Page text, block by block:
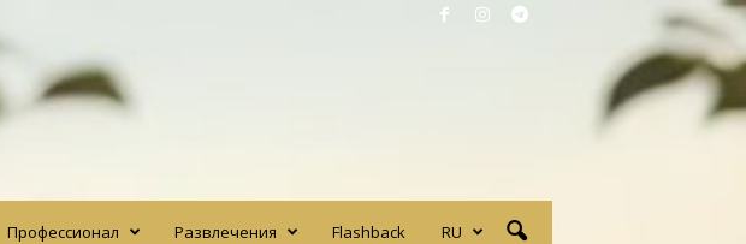
Профессионал Развлечения Flashback RU